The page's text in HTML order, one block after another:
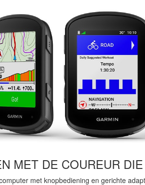
MET DE COUREUR
met knopbediening en gerichte